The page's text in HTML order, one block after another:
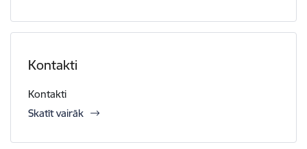
Kontakti
Kontakti
Skatīt vairāk